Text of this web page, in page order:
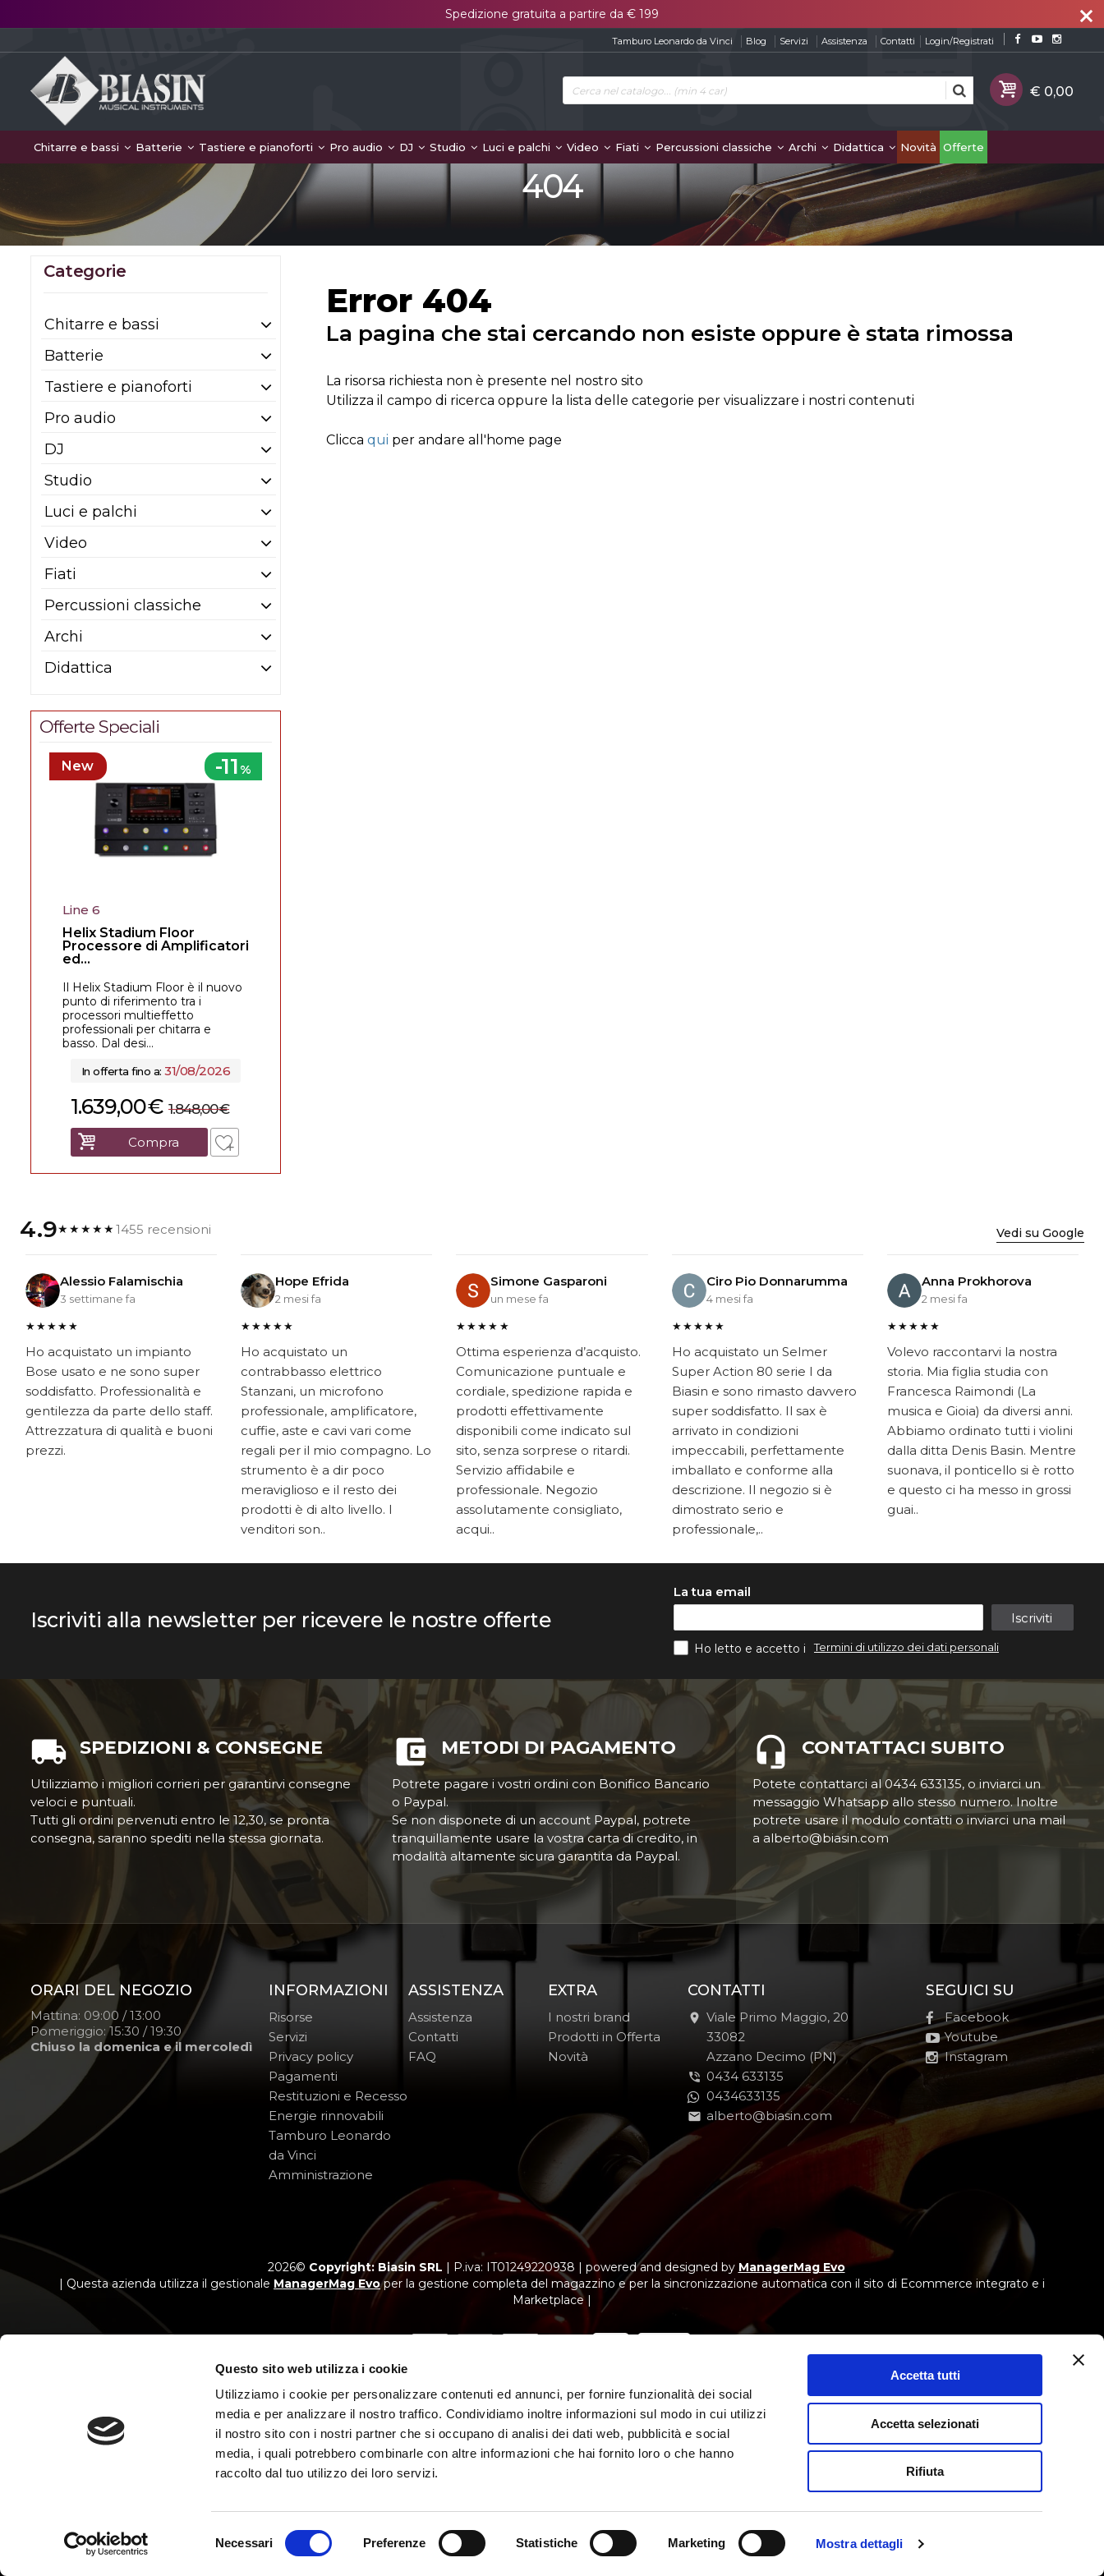
Questo sito web utilizza i cookie
Utilizziamo i cookie per personalizzare contenuti ed annunci, per fornire funzionalità dei social
media e per analizzare il nostro traffico. Condividiamo inoltre informazioni sul modo in cui utilizzi
il nostro sito con i nostri partner che si occupano di analisi dei dati web, pubblicità e social
media, i quali potrebbero combinarle con altre informazioni che hai fornito loro o che hanno
raccolto dal tuo utilizzo dei loro servizi.
Necessari Preferenze Statistiche Marketing Mostra dettagli
Accetta tutti
Accetta selezionati
Rifiuta
close
Spedizione gratuita a partire da € 199
Tamburo Leonardo da Vinci Blog Servizi Assistenza Contatti Login/Registrati
Chitarre e bassi Batterie Tastiere e pianoforti Pro audio DJ Studio Luci e palchi Video Fiati Percussioni classiche Archi Didattica Novità Offerte
404
Error 404
La pagina che stai cercando non esiste oppure è stata rimossa
La risorsa richiesta non è presente nel nostro sito
Utilizza il campo di ricerca oppure la lista delle categorie per visualizzare i nostri contenuti
Cliccaqui per andare all'home page
Categorie
Chitarre e bassi
Batterie
Tastiere e pianoforti
Pro audio
DJ
Studio
Luci e palchi
Video
Fiati
Percussioni classiche
Archi
Didattica
Offerte Speciali
-11 %
New
Line 6
Helix Stadium Floor
Processore di Amplificatori
ed...
Il Helix Stadium Floor è il nuovo
punto di riferimento tra i
processori multieffetto
professionali per chitarra e
basso. Dal desi...
In offerta fino a:31/08/2026
€
1.639,00 €
1.848,00
Compra
4.9★★★★★1455 recensioni Vedi su Google
Alessio Falamischia
3 settimane fa
★★★★★
Ho acquistato un impianto
Bose usato e ne sono super
soddisfatto. Professionalità e
gentilezza da parte dello staff.
Attrezzatura di qualità e buoni
prezzi.
Hope Efrida
2 mesi fa
★★★★★
Ho acquistato un
contrabbasso elettrico
Stanzani, un microfono
professionale, amplificatore,
cuffie, aste e cavi vari come
regali per il mio compagno. Lo
strumento è a dir poco
meraviglioso e il resto dei
prodotti è di alto livello. I
venditori son..
Simone Gasparoni
un mese fa
★★★★★
Ottima esperienza d’acquisto.
Comunicazione puntuale e
cordiale, spedizione rapida e
prodotti effettivamente
disponibili come indicato sul
sito, senza sorprese o ritardi.
Servizio affidabile e
professionale. Negozio
assolutamente consigliato,
acqui..
Ciro Pio Donnarumma
4 mesi fa
★★★★★
Ho acquistato un Selmer
Super Action 80 serie I da
Biasin e sono rimasto davvero
super soddisfatto. Il sax è
arrivato in condizioni
impeccabili, perfettamente
imballato e conforme alla
descrizione. Il negozio si è
dimostrato serio e
professionale,..
Anna Prokhorova
2 mesi fa
★★★★★
Volevo raccontarvi la nostra
storia. Mia figlia studia con
Francesca Raimondi (La
musica e Gioia) da diversi anni.
Abbiamo ordinato tutti i violini
dalla ditta Denis Basin. Mentre
suonava, il ponticello si è rotto
e questo ci ha messo in grossi
guai..
Iscriviti alla newsletter per ricevere le nostre offerte
La tua email
Iscriviti
Ho letto e accetto i Termini di utilizzo dei dati personali
SPEDIZIONI & CONSEGNE
Utilizziamo i migliori corrieri per garantirvi consegne
veloci e puntuali.
Tutti gli ordini pervenuti entro le 12,30, se pronta
consegna, saranno spediti nella stessa giornata.
METODI DI PAGAMENTO
Potrete pagare i vostri ordini con Bonifico Bancario
o Paypal.
Se non disponete di un account Paypal, potrete
tranquillamente usare la vostra carta di credito, in
modalità altamente sicura garantita da Paypal.
CONTATTACI SUBITO
Potete contattarci al 0434 633135, o inviarci un
messaggio Whatsapp allo stesso numero. Inoltre
potrete usare il modulo contatti o inviarci una mail
a alberto@biasin.com
ORARI DEL NEGOZIO
Mattina: 09:00 / 13:00
Pomeriggio: 15:30 / 19:30
Chiuso la domenica e il mercoledì
INFORMAZIONI
Risorse
Servizi
Privacy policy
Pagamenti
Restituzioni e Recesso
Energie rinnovabili
Tamburo Leonardo
da Vinci
Amministrazione
ASSISTENZA
Assistenza
Contatti
FAQ
EXTRA
I nostri brand
Prodotti in Offerta
Novità
CONTATTI
Viale Primo Maggio, 20
-
33082
-
Azzano Decimo (PN)
0434 633135
0434633135
alberto@biasin.com
SEGUICI SU
Facebook
Youtube
Instagram
2026© Copyright: Biasin SRL | P.iva: IT01249220938 | powered and designed by ManagerMag Evo
| Questa azienda utilizza il gestionale ManagerMag Evoper la gestione completa del magazzino e per la sincronizzazione automatica con il sito di Ecommerce integrato e i
Marketplace |
Messaggio pubblicitario con finalità promozionale. Offerta di credito finalizzato. IEBCC nel percorso online.
Salvo approvazione di Findomestic Banca S.p.A. per cui “Biasin SRL” opera quale intermediario del credito, non in esclusiva.